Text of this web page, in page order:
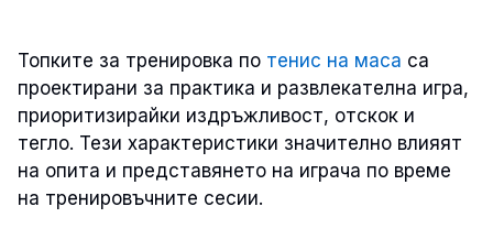
Топките за тренировка по тенис на маса са
проектирани за практика и развлекателна игра,
приоритизирайки издръжливост, отскок и
тегло. Тези характеристики значително влияят
на опита и представянето на играча по време
на тренировъчните сесии.